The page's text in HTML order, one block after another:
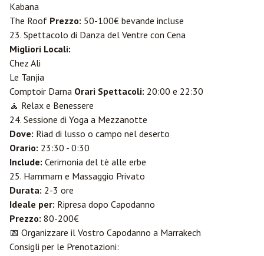
Kabana
The Roof Prezzo: 50-100€ bevande incluse
23. Spettacolo di Danza del Ventre con Cena
Migliori Locali:
Chez Ali
Le Tanjia
Comptoir Darna Orari Spettacoli: 20:00 e 22:30
🧘 Relax e Benessere
24. Sessione di Yoga a Mezzanotte
Dove: Riad di lusso o campo nel deserto
Orario: 23:30 - 0:30
Include: Cerimonia del tè alle erbe
25. Hammam e Massaggio Privato
Durata: 2-3 ore
Ideale per: Ripresa dopo Capodanno
Prezzo: 80-200€
📅 Organizzare il Vostro Capodanno a Marrakech
Consigli per le Prenotazioni: